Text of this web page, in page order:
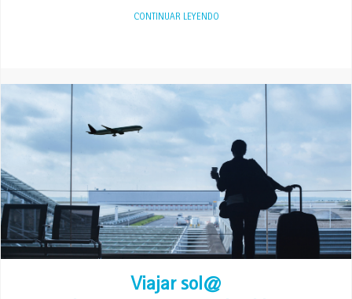
CONTINUAR LEYENDO
Viajar sol@